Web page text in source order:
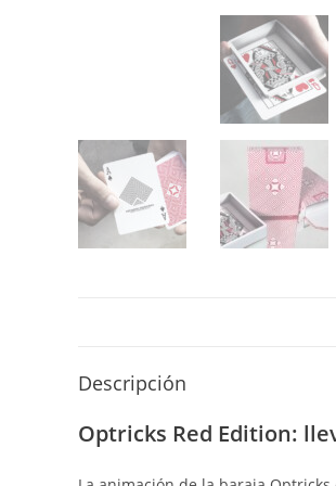
Descripción
Optricks Red Edition: